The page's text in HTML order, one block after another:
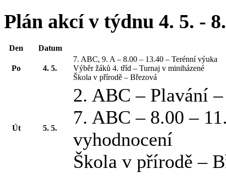
Plán akcí v týdnu 4. 5. -
Den Datum
Po 4. 5.
7. ABC, 9. A – 8.00 – 13.40 – Terénní výuka
Výběr žáků 4. tříd – Turnaj v miniházené
Škola v přírodě – Březová
Út 5. 5.
2. ABC – Plavání
7. ABC – 8.00 –
vyhodnocení
Škola v přírodě –